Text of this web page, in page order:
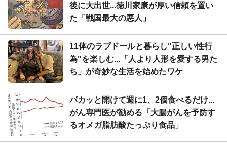
後に大出世...徳川家康が厚い信頼を置い
た「戦国最大の悪人」
11体のラブドールと暮らし"正しい性行
為"を楽しむ...「人より人形を愛する男た
ち」が奇妙な生活を始めたワケ
パカッと開けて週に1、2個食べるだけ...
がん専門医が勧める「大腸がんを予防す
るオメガ脂肪酸たっぷり食品」